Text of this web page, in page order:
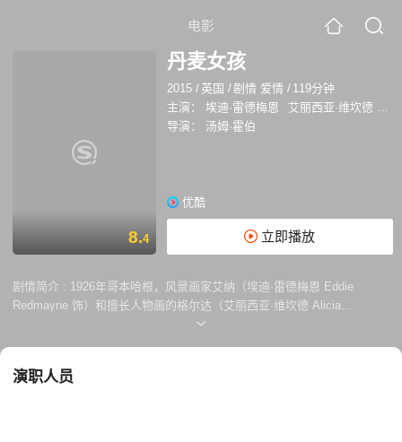
电影
8.4
丹麦女孩
2015 / 英国 /剧情 爱情 / 119分钟
主演：
埃迪·雷德梅恩 艾丽西亚·维坎德
本·
导演：
汤姆·霍伯
优酷
立即播放
剧情简介 : 1926年哥本哈根，风景画家艾纳（埃迪·雷德梅恩 Eddie
Redmayne 饰）和擅长人物画的格尔达（艾丽西亚·维坎德 Alicia
Vikander 饰）结为夫妇。因为模特失约，格尔达为顺利完成画作说服了艾
醒，艾纳开始厌恶自己作为男性的身体，他渐渐发现莉莉不但是艺术存
演职人员